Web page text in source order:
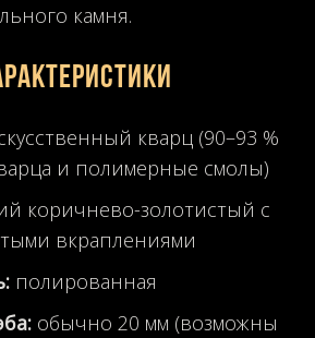
камня.
кварц (90–93 %
и полимерные смолы)
коричнево-золотистый с
вкраплениями
полированная
обычно 20 мм (возможны